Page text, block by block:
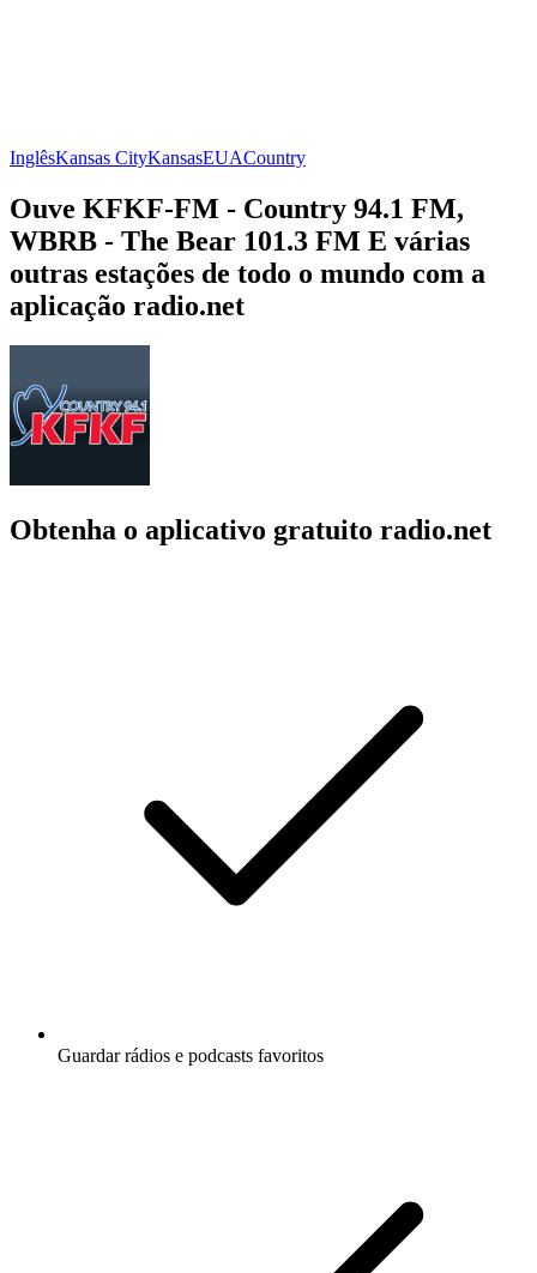
InglêsKansas CityKansasEUACountry
Ouve KFKF-FM - Country 94.1 FM,
WBRB - The Bear 101.3 FM E várias
outras estações de todo o mundo com a
aplicação radio.net
Obtenha o aplicativo gratuito radio.net
Guardar rádios e podcasts favoritos